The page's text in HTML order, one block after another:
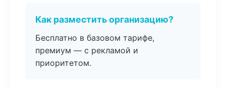
Как разместить организацию?
Бесплатно в базовом тарифе,
премиум — с рекламой и
приоритетом.